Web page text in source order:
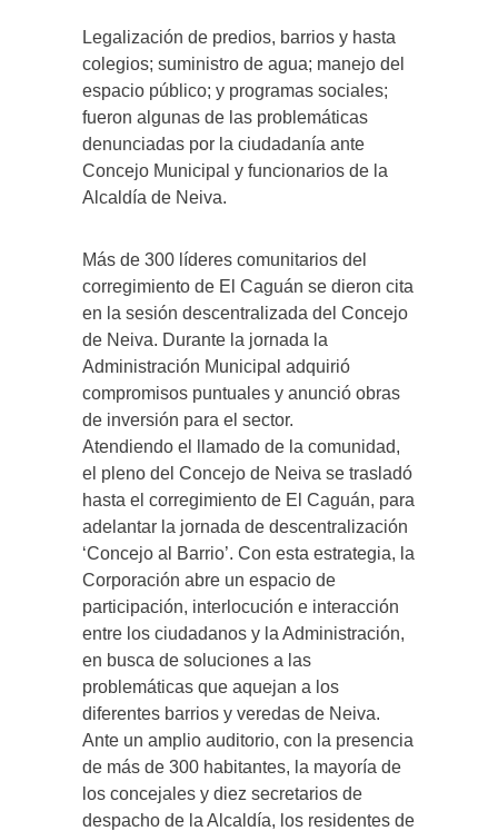
Legalización de predios, barrios y hasta
colegios; suministro de agua; manejo del
espacio público; y programas sociales;
fueron algunas de las problemáticas
denunciadas por la ciudadanía ante
Concejo Municipal y funcionarios de la
Alcaldía de Neiva.
Más de 300 líderes comunitarios del
corregimiento de El Caguán se dieron cita
en la sesión descentralizada del Concejo
de Neiva. Durante la jornada la
Administración Municipal adquirió
compromisos puntuales y anunció obras
de inversión para el sector.
Atendiendo el llamado de la comunidad,
el pleno del Concejo de Neiva se trasladó
hasta el corregimiento de El Caguán, para
adelantar la jornada de descentralización
‘Concejo al Barrio’. Con esta estrategia, la
Corporación abre un espacio de
participación, interlocución e interacción
entre los ciudadanos y la Administración,
en busca de soluciones a las
problemáticas que aquejan a los
diferentes barrios y veredas de Neiva.
Ante un amplio auditorio, con la presencia
de más de 300 habitantes, la mayoría de
los concejales y diez secretarios de
despacho de la Alcaldía, los residentes de